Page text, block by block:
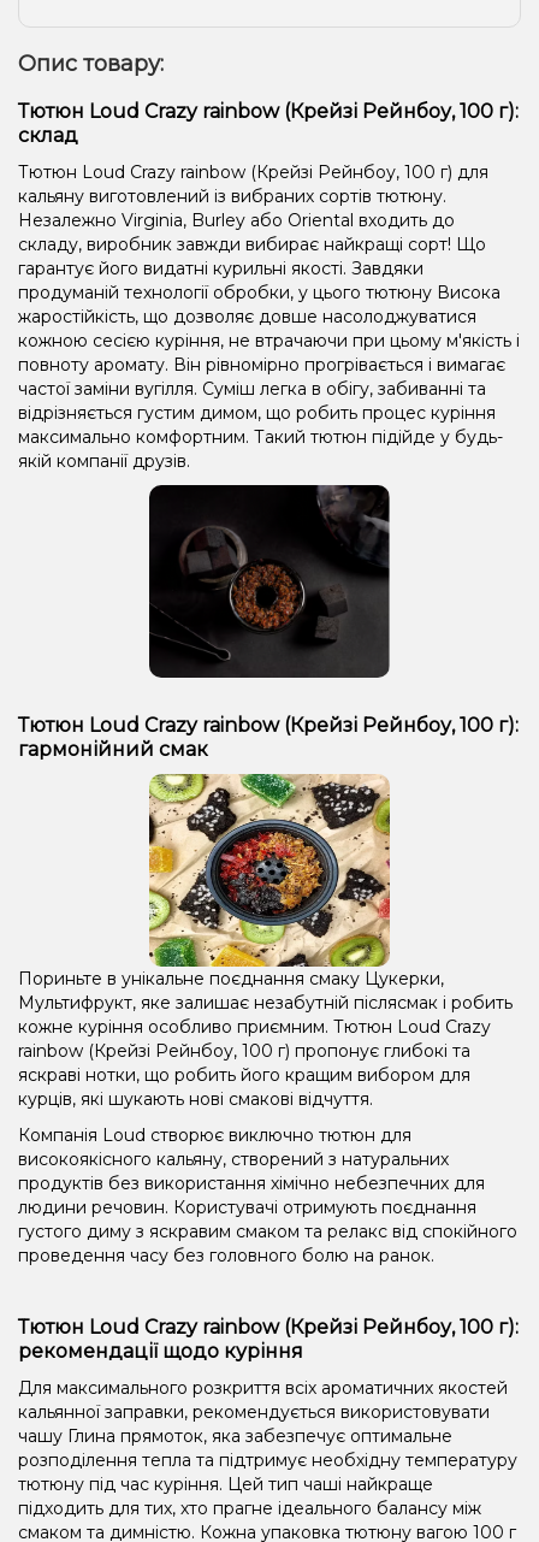
Опис товару:
Тютюн Loud Crazy rainbow (Крейзі Рейнбоу, 100 г):
склад
Тютюн Loud Crazy rainbow (Крейзі Рейнбоу, 100 г) для
кальяну виготовлений із вибраних сортів тютюну.
Незалежно Virginia, Burley або Oriental входить до
складу, виробник завжди вибирає найкращі сорт! Що
гарантує його видатні курильні якості. Завдяки
продуманій технології обробки, у цього тютюну Висока
жаростійкість, що дозволяє довше насолоджуватися
кожною сесією куріння, не втрачаючи при цьому м'якість і
повноту аромату. Він рівномірно прогрівається і вимагає
частої заміни вугілля. Суміш легка в обігу, забиванні та
відрізняється густим димом, що робить процес куріння
максимально комфортним. Такий тютюн підійде у будь-
якій компанії друзів.
Тютюн Loud Crazy rainbow (Крейзі Рейнбоу, 100 г):
гармонійний смак
Пориньте в унікальне поєднання смаку Цукерки,
Мультифрукт, яке залишає незабутній післясмак і робить
кожне куріння особливо приємним. Тютюн Loud Crazy
rainbow (Крейзі Рейнбоу, 100 г) пропонує глибокі та
яскраві нотки, що робить його кращим вибором для
курців, які шукають нові смакові відчуття.
Компанія Loud створює виключно тютюн для
високоякісного кальяну, створений з натуральних
продуктів без використання хімічно небезпечних для
людини речовин. Користувачі отримують поєднання
густого диму з яскравим смаком та релакс від спокійного
проведення часу без головного болю на ранок.
Тютюн Loud Crazy rainbow (Крейзі Рейнбоу, 100 г):
рекомендації щодо куріння
Для максимального розкриття всіх ароматичних якостей
кальянної заправки, рекомендується використовувати
чашу Глина прямоток, яка забезпечує оптимальне
розподілення тепла та підтримує необхідну температуру
тютюну під час куріння. Цей тип чаші найкраще
підходить для тих, хто прагне ідеального балансу між
смаком та димністю. Кожна упаковка тютюну вагою 100 г